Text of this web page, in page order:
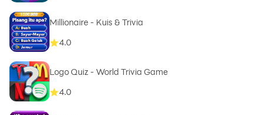
Millionaire - Kuis & Trivia
4.0
Logo Quiz - World Trivia Game
4.0